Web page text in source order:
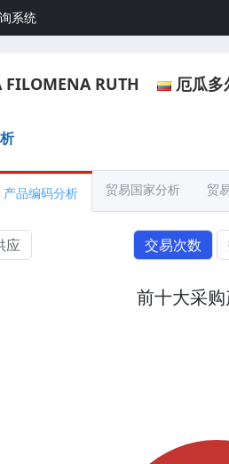
系统
FILOMENA RUTH 厄瓜多
产品编码分析 贸易国家分析 贸
应 交易次数
前十大采